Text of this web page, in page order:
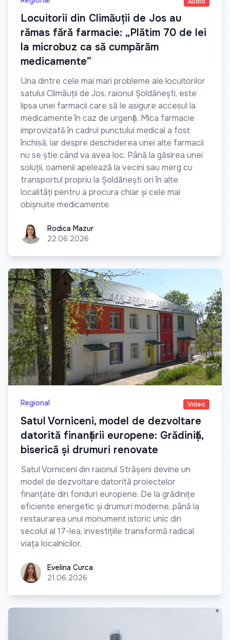
Locuitorii din Climăuții de Jos au
rămas fără farmacie: „Plătim 70 de lei
la microbuz ca să cumpărăm
medicamente”
Una dintre cele mai mari probleme ale locuitorilor
satului Climăuții de Jos, raionul Șoldănești, este
lipsa unei farmacii care să le asigure accesul la
medicamente în caz de urgență. Mica farmacie
improvizată în cadrul punctului medical a fost
închisă, iar despre deschiderea unei alte farmacii
nu se știe când va avea loc. Până la găsirea unei
soluții, oamenii apelează la vecini sau merg cu
transportul propriu la Șoldănești ori în alte
localități pentru a procura chiar și cele mai
obișnuite medicamente.
Rodica MazurRodica Mazur
22.06.2026
Regional Video
Satul Vorniceni, model de dezvoltare
datorită finanțării europene: Grădiniță,
biserică și drumuri renovate
Satul Vorniceni din raionul Strășeni devine un
model de dezvoltare datorită proiectelor
finanțate din fonduri europene. De la grădinițe
eficiente energetic și drumuri moderne, până la
restaurarea unui monument istoric unic din
secolul al 17-lea, investițiile transformă radical
viața localnicilor.
Evelina CurcaEvelina Curca
21.06.2026